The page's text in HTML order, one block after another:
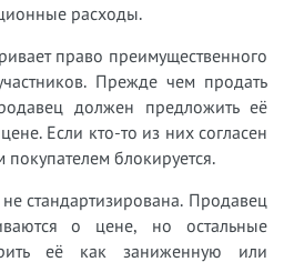
расходы.
право преимущественного
Прежде чем продать
должен предложить её
Если кто-то из них согласен
блокируется.
стандартизирована. Продавец
о цене, но остальные
её как заниженную или